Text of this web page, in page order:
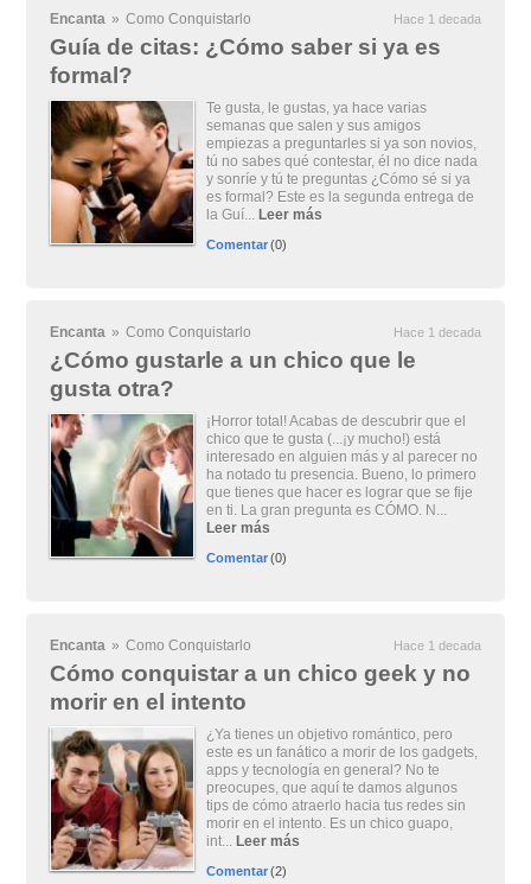
Encanta » Como Conquistarlo Hace 1 decada
Guía de citas: ¿Cómo saber si ya es
formal?
Te gusta, le gustas, ya hace varias
semanas que salen y sus amigos
empiezas a preguntarles si ya son novios,
tú no sabes qué contestar, él no dice nada
y sonríe y tú te preguntas ¿Cómo sé si ya
es formal? Este es la segunda entrega de
la Guí... Leer más
Comentar(0)
Encanta » Como Conquistarlo Hace 1 decada
¿Cómo gustarle a un chico que le
gusta otra?
¡Horror total! Acabas de descubrir que el
chico que te gusta (...¡y mucho!) está
interesado en alguien más y al parecer no
ha notado tu presencia. Bueno, lo primero
que tienes que hacer es lograr que se fije
en ti. La gran pregunta es CÓMO. N...
Leer más
Comentar(0)
Encanta » Como Conquistarlo Hace 1 decada
Cómo conquistar a un chico geek y no
morir en el intento
¿Ya tienes un objetivo romántico, pero
este es un fanático a morir de los gadgets,
apps y tecnología en general? No te
preocupes, que aquí te damos algunos
tips de cómo atraerlo hacia tus redes sin
morir en el intento. Es un chico guapo,
int... Leer más
Comentar(2)